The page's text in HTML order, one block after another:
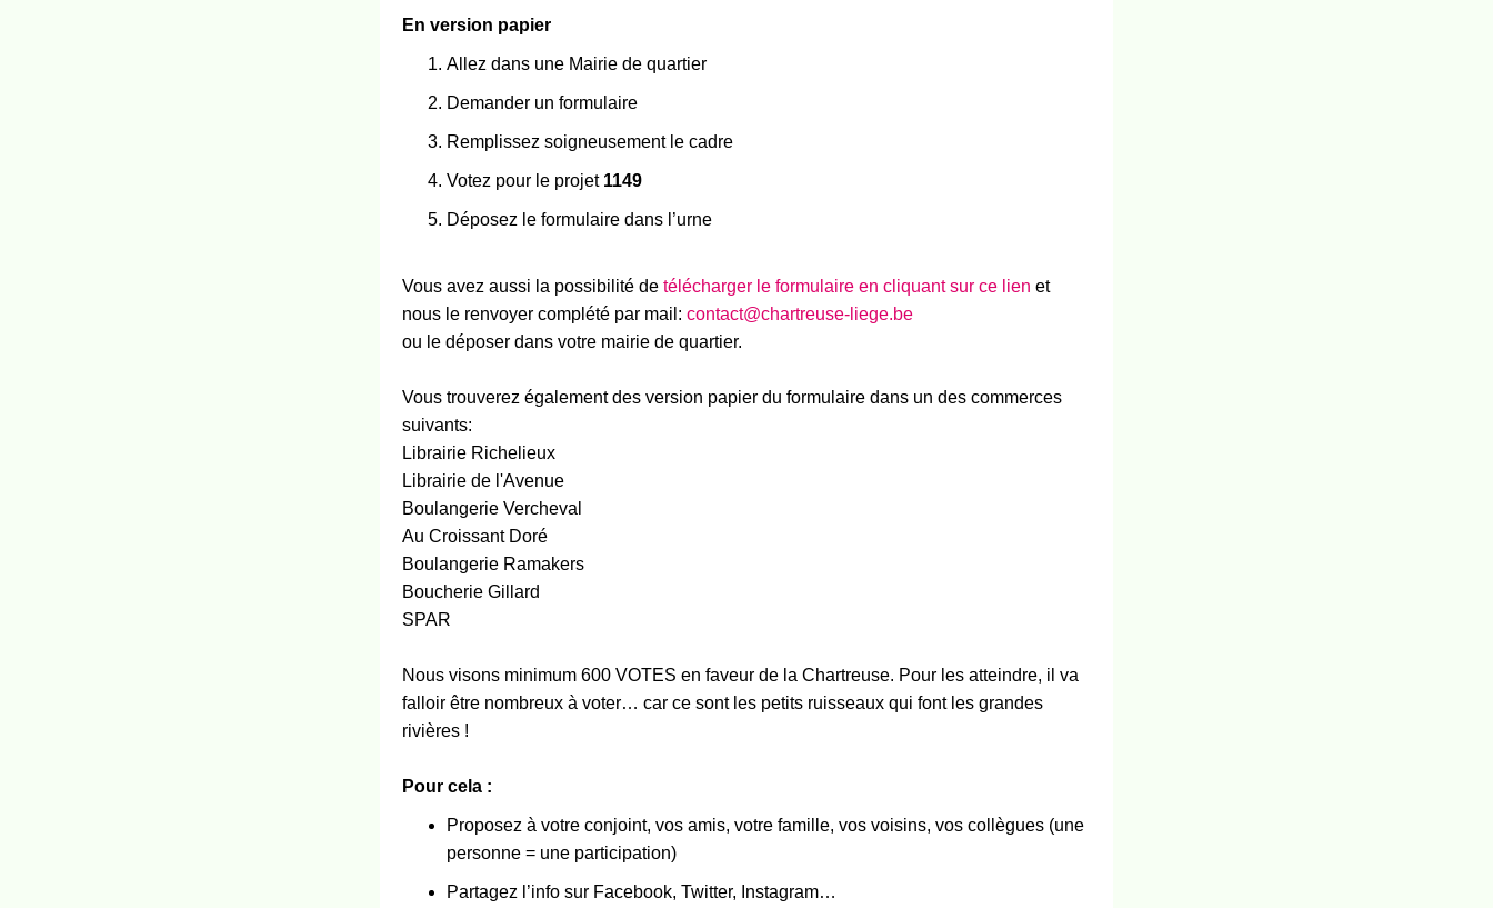
En version papier
Allez dans une Mairie de quartier
Demander un formulaire
Remplissez soigneusement le cadre
Votez pour le projet 1149
Déposez le formulaire dans l’urne
Vous avez aussi la possibilité de télécharger le formulaire en cliquant sur ce lien et
nous le renvoyer complété par mail: contact@chartreuse-liege.be
ou le déposer dans votre mairie de quartier.
Vous trouverez également des version papier du formulaire dans un des commerces
suivants:
Librairie Richelieux
Librairie de l'Avenue
Boulangerie Vercheval
Au Croissant Doré
Boulangerie Ramakers
Boucherie Gillard
SPAR
Nous visons minimum 600 VOTES en faveur de la Chartreuse. Pour les atteindre, il va
falloir être nombreux à voter… car ce sont les petits ruisseaux qui font les grandes
rivières !
Pour cela :
Proposez à votre conjoint, vos amis, votre famille, vos voisins, vos collègues (une
personne = une participation)
Partagez l’info sur Facebook, Twitter, Instagram…